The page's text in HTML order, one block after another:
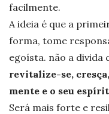
facilmente.
A ideia é que a
forma, tome
egoísta. não a divida
revitalize-se,
mente e o seu
Será mais forte e